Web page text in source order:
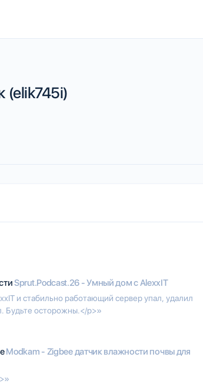
(elik745i)
Sprut.Podcast.26 - Умный дом с AlexxIT
и стабильно работающий сервер упал, удалил
Будьте осторожны.</p>»
Modkam - Zigbee датчик влажности почвы для